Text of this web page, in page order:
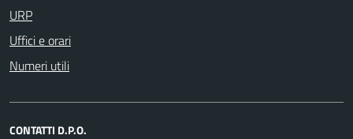
URP
Uffici e orari
Numeri utili
CONTATTI D.P.O.